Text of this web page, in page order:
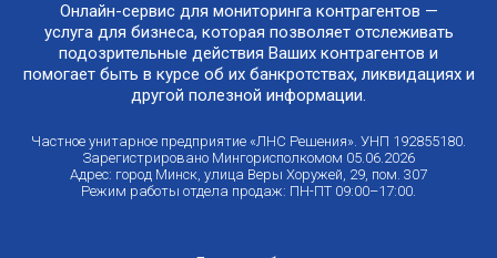
Онлайн-сервис для мониторинга контрагентов —
услуга для бизнеса, которая позволяет отслеживать
подозрительные действия Ваших контрагентов и
помогает быть в курсе об их банкротствах, ликвидациях и
другой полезной информации.
Частное унитарное предприятие «ЛНС Решения». УНП 192855180.
Зарегистрировано Мингорисполкомом 05.06.2026
Адрес: город Минск, улица Веры Хоружей, 29, пом. 307
Режим работы отдела продаж: ПН-ПТ 09:00–17:00.